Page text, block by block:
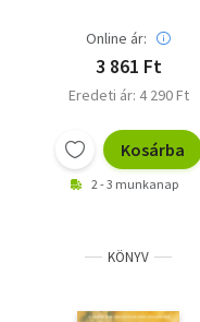
Online ár:
3 861 Ft
Eredeti ár: 4 290 Ft
Kosárba
2 - 3 munkanap
KÖNYV